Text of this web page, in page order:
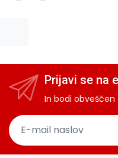
Prijavi se na
In bodi obveščen